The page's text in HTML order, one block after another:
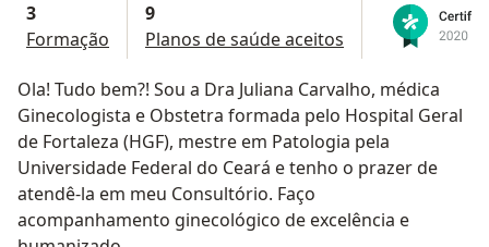
3
Formação
9
Planos de saúde aceitos
Ola! Tudo bem?! Sou a Dra Juliana Carvalho, médica
Ginecologista e Obstetra formada pelo Hospital Geral
de Fortaleza (HGF), mestre em Patologia pela
Universidade Federal do Ceará e tenho o prazer de
atendê-la em meu Consultório. Faço
acompanhamento ginecológico de excelência e